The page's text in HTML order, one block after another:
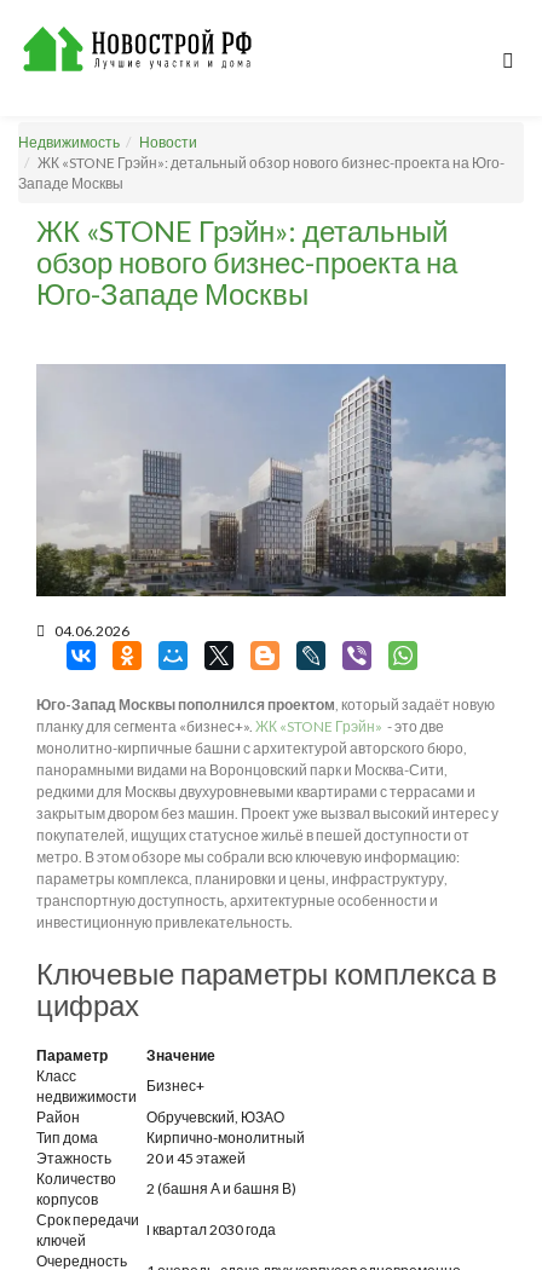
Недвижимость
Новости
ЖК «STONE Грэйн»: детальный обзор нового бизнес-проекта на Юго-
Западе Москвы
ЖК «STONE Грэйн»: детальный
обзор нового бизнес-проекта на
Юго-Западе Москвы
04.06.2026
Юго-Запад Москвы пополнился проектом , который задаёт новую
планку для сегмента «бизнес+». ЖК «STONE Грэйн» - это две
монолитно-кирпичные башни с архитектурой авторского бюро,
панорамными видами на Воронцовский парк и Москва-Сити,
редкими для Москвы двухуровневыми квартирами с террасами и
закрытым двором без машин. Проект уже вызвал высокий интерес у
покупателей, ищущих статусное жильё в пешей доступности от
метро. В этом обзоре мы собрали всю ключевую информацию:
параметры комплекса, планировки и цены, инфраструктуру,
транспортную доступность, архитектурные особенности и
инвестиционную привлекательность.
Ключевые параметры комплекса в
цифрах
Параметр
Значение
Класс
недвижимости
Бизнес+
Район
Обручевский, ЮЗАО
Тип дома
Кирпично-монолитный
Этажность
20 и 45 этажей
Количество
корпусов
2 (башня А и башня В)
Срок передачи
ключей
I квартал 2030 года
Очередность